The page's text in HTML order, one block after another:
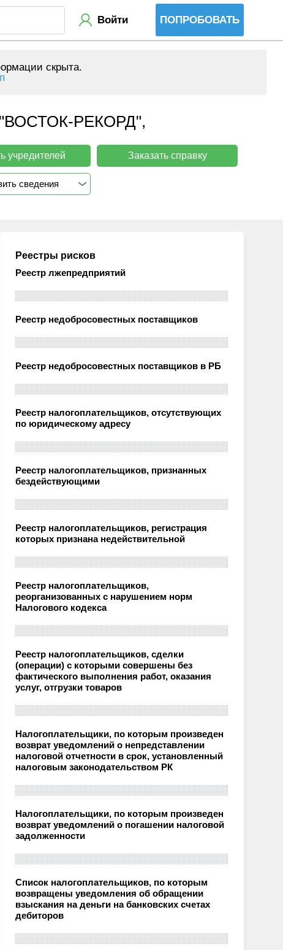
Войти ПОПРОБОВАТЬ
скрыта.
РЕКОРД",
учредителей Заказать справку
сведения
Реестры рисков
Реестр лжепредприятий
Реестр недобросовестных поставщиков
Реестр недобросовестных поставщиков в РБ
Реестр налогоплательщиков, отсутствующих
по юридическому адресу
Реестр налогоплательщиков, признанных
бездействующими
Реестр налогоплательщиков, регистрация
которых признана недействительной
Реестр налогоплательщиков,
реорганизованных с нарушением норм
Налогового кодекса
Реестр налогоплательщиков, сделки
(операции) с которыми совершены без
фактического выполнения работ, оказания
услуг, отгрузки товаров
Налогоплательщики, по которым произведен
возврат уведомлений о непредставлении
налоговой отчетности в срок, установленный
налоговым законодательством РК
Налогоплательщики, по которым произведен
возврат уведомлений о погашении налоговой
задолженности
Список налогоплательщиков, по которым
возвращены уведомления об обращении
взыскания на деньги на банковских счетах
дебиторов